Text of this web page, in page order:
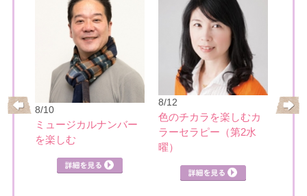
ぐ
8/10
ミュージカルナンバー
を楽しむ
8/12
色のチカラを楽しむカ
ラーセラピー（第2水
曜）
リー